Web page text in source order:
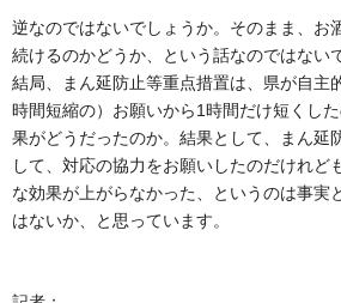
逆なのではないでしょうか。そのまま、お
続けるのかどうか、という話なのではない
結局、まん延防止等重点措置は、県が自主
時間短縮の）お願いから1時間だけ短くし
果がどうだったのか。結果として、まん延
して、対応の協力をお願いしたのだけれど
な効果が上がらなかった、というのは事実
はないか、と思っています。